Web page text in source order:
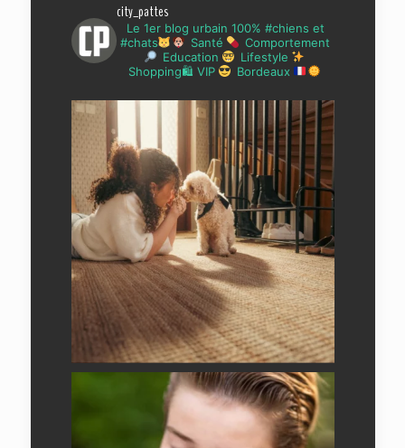
city_pattes
Le 1er blog urbain 100% #chiens et
#chats
Santé
Comportement
Education
Lifestyle
Shopping🛍 VIP
Bordeaux